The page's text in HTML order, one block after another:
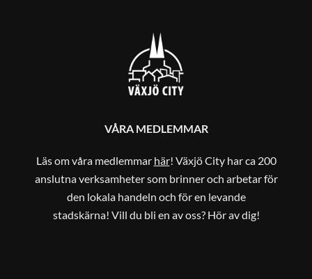
VÅRA MEDLEMMAR
Läs om våra medlemmar här! Växjö City har ca 200
anslutna verksamheter som brinner och arbetar för
den lokala handeln och för en levande
stadskärna! Vill du bli en av oss? Hör av dig!